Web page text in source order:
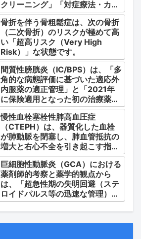
クリーニング」「対症療法・カク
テル療法の適正使用」「画期的な
新薬・DDSの動向」の3つの軸か
ら整理します。
骨折を伴う骨粗鬆症は、次の骨折
（二次骨折）のリスクが極めて高
い「超高リスク（Very High
Risk）」な状態です。
間質性膀胱炎（IC/BPS）は、「多
角的な病態評価に基づいた適応外
内服薬の適正管理」と「2021年
に保険適用となった初の治療薬で
あるジメチルスルホキシド
（DMSO）の安全かつ確実な調
剤・運用」に集約されます。
慢性血栓塞栓性肺高血圧症
（CTEPH）は、器質化した血栓
が肺動脈を閉塞し、肺血管抵抗の
増大と右心不全を引き起こす指定
難病（第4群肺高血圧症）です。
巨細胞性動脈炎（GCA）における
薬剤師的考察と薬学的観点から
は、「超急性期の失明回避（ステ
ロイドパルス等の迅速な管理）」
「再燃防止とステロイドの最小化
（トシリズマブやウパダシチニブ
の適正使用）」「長期ステロイド